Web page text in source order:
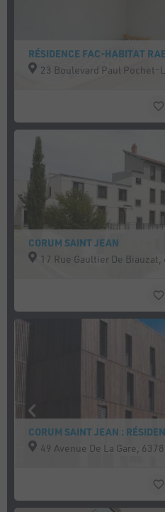
RÉSIDENCE FAC-HABITAT
23 Boulevard Paul Pochet-
CORUM SAINT JEAN
17 Rue Gaultier De
CORUM SAINT JEAN :
49 Avenue De La Gare,